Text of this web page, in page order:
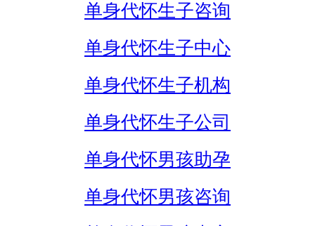
单身代怀生子咨询
单身代怀生子中心
单身代怀生子机构
单身代怀生子公司
单身代怀男孩助孕
单身代怀男孩咨询